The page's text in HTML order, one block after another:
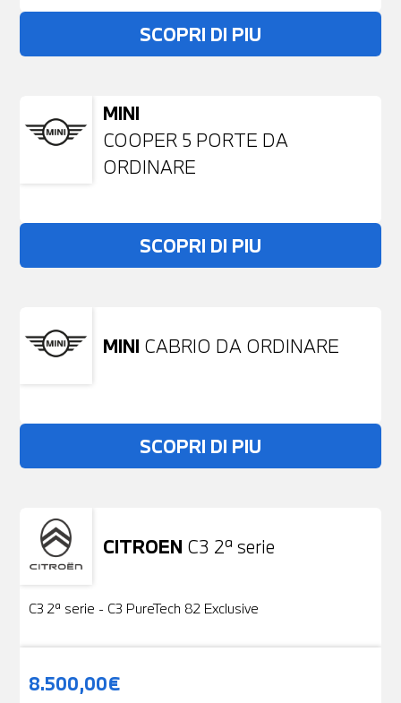
SCOPRI DI PIU
MINI
COOPER 5 PORTE DA
ORDINARE
SCOPRI DI PIU
MINI CABRIO DA ORDINARE
SCOPRI DI PIU
CITROEN C3 2ª serie
Usato
C3 2ª serie - C3 PureTech 82 Exclusive
8.500,00€